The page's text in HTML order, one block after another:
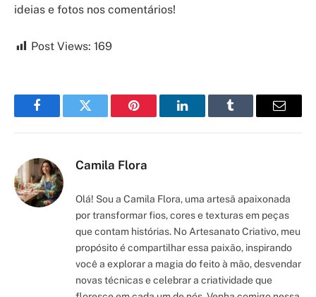
ideias e fotos nos comentários!
Post Views: 169
FacebookTwitter Pinterest LinkedInTumblr Email
Camila Flora
Olá! Sou a Camila Flora, uma artesã apaixonada
por transformar fios, cores e texturas em peças
que contam histórias. No Artesanato Criativo, meu
propósito é compartilhar essa paixão, inspirando
você a explorar a magia do feito à mão, desvendar
novas técnicas e celebrar a criatividade que